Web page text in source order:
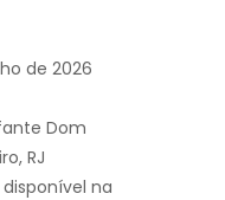
de 2026
Dom
RJ
na